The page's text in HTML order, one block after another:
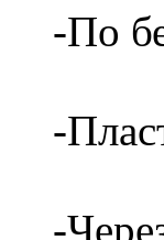
-По
-
-